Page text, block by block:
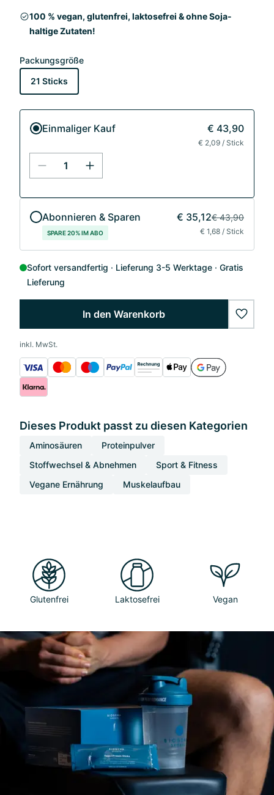
100 % vegan, glutenfrei, laktosefrei & ohne Soja-
haltige Zutaten!
Packungsgröße
21 Sticks
Einmaliger Kauf € 43,90
€ 2,09 / Stick
Abonnieren & Sparen
SPARE 20% IM ABO
€ 35,12€ 43,90
€ 1,68 / Stick
Sofort versandfertig Lieferung 3-5 Werktage
Gratis
Lieferung
In den Warenkorb
inkl. MwSt.
Dieses Produkt passt zu diesen Kategorien
Aminosäuren
Proteinpulver
Stoffwechsel & Abnehmen
Sport & Fitness
Vegane Ernährung
Muskelaufbau
Glutenfrei Laktosefrei Vegan